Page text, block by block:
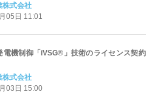
株式会社
05日 11:01
電機制御「iVSG®」技術のライセンス契約
株式会社
03日 15:00